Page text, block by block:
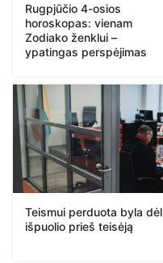
Rugpjūčio 4-osios
horoskopas: vienam
Zodiako ženklui –
ypatingas perspėjimas
Teismui perduota byla dėl
išpuolio prieš teisėją